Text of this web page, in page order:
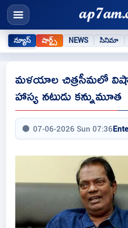
న్యూస్ షార్ట్స్ NEWS సినిమా
మళయాల చిత్రసీమలో
హాస్య నటుడు కన్నుమూత
07-06-2026 Sun 07:36